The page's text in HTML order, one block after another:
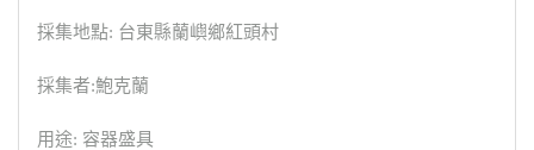
採集地點: 台東縣蘭嶼鄉紅頭村
採集者:鮑克蘭
用途: 容器盛具